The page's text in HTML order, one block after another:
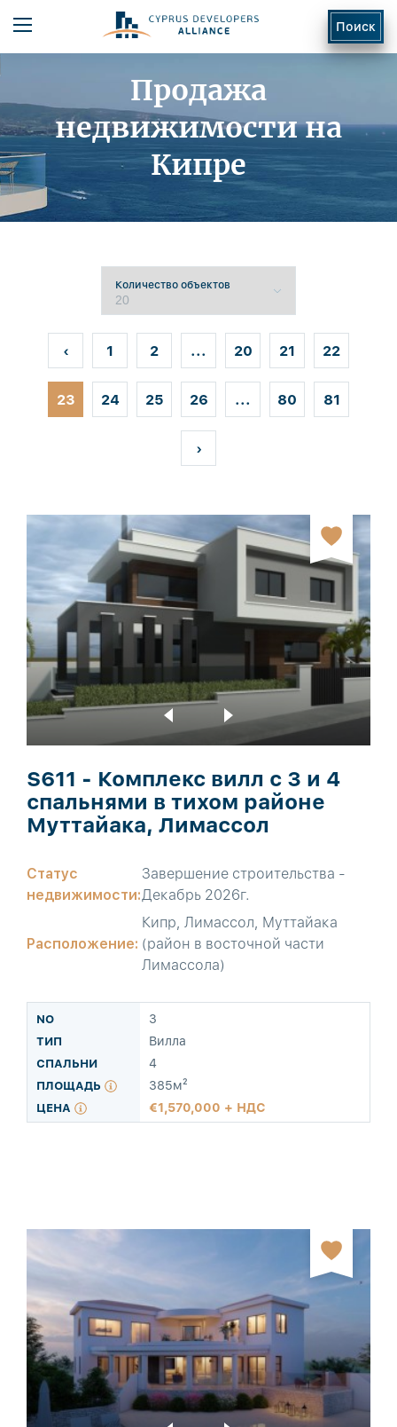
Поиск
Продажа
недвижимости на
Кипре
Количество объектов
‹ 1 2 ... 20 21 22
23 24 25 26 ... 80 81
›
S611 - Комплекс вилл с 3 и 4
спальнями в тихом районе
Муттайака, Лимассол
Статус
недвижимости:
Завершение строительства -
Декабрь 2026г.
Расположение:
Кипр, Лимассол, Муттайака
(район в восточной части
Лимассола)
3
Вилла
4
385м²
1,570,000 + НДС